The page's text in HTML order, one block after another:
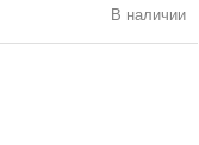
В наличии